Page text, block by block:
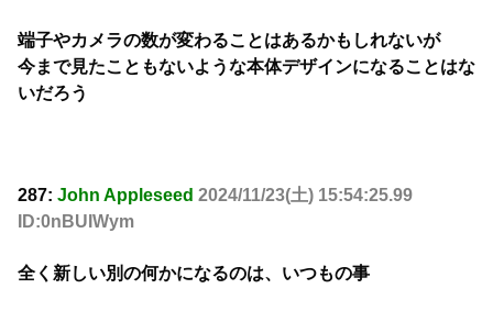
端子やカメラの数が変わることはあるかもしれないが
今まで見たこともないような本体デザインになることはな
いだろう
287: John Appleseed 2024/11/23(土) 15:54:25.99
ID:0nBUIWym
全く新しい別の何かになるのは、いつもの事